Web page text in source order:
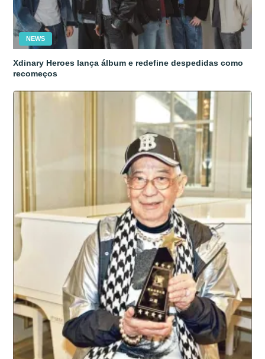
NEWS
Xdinary Heroes lança álbum e redefine despedidas como
recomeços